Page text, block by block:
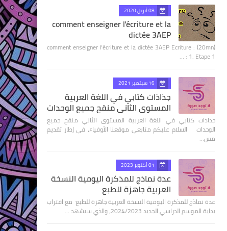
08 أبريل 2020
comment enseigner l'écriture et la
dictée 3AEP
comment enseigner l'écriture et la dictée 3AEP Ecriture : (20mn)
1. Etape 1 : …
16 سبتمبر 2021
جذاذات كتابي في اللغة العربية
المستوى الثاني منقح جميع الوحدات
جذاذات كتابي في اللغة العربية المستوى الثاني منقح جميع
الوحدات السلام عليكم متابعي موقعنا الأوفياء، في إطار تقديم
مس…
01 أكتوبر 2023
عدة نماذج للمذكرة اليومية النسخة
العربية جاهزة للطبع
عدة نماذج للمذكرة اليومية النسخة العربية جاهزة للطبع مع اقتراب
بداية الموسم الدراسي الجديد 2024/2023، والذي سيشهد …